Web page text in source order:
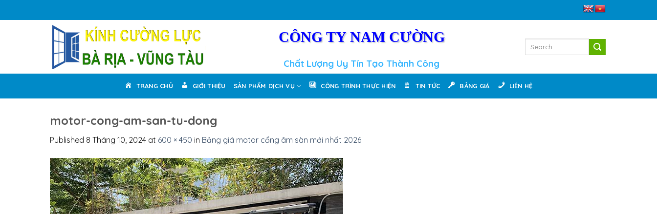
to
CÔNG TY NAM CƯỜNG
Chất Lượng Uy Tín Tạo Thành Công
TRANG CHỦ GIỚI THIỆU SẢN PHẨM DỊCH VỤ CÔNG TRÌNH THỰC HIỆN TIN TỨC BẢNG GIÁ LIÊN HỆ
motor-cong-am-san-tu-dong
Published 8 Tháng 10, 2024 at 600 × 450 in Bảng giá motor cổng âm sàn mới nhất 2026